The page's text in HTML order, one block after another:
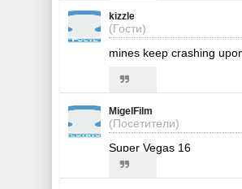
kizzle
(Гости)
mines keep crashing
MigelFilm
(Посетители)
Super Vegas 16